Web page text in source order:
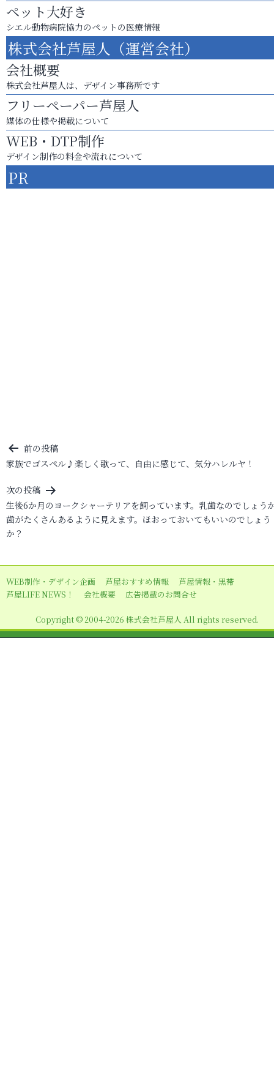
ペット大好き
シエル動物病院協力のペットの医療情報
株式会社芦屋人（運営会社）
会社概要
株式会社芦屋人は、デザイン事務所です
フリーペーパー芦屋人
媒体の仕様や掲載について
WEB・DTP制作
デザイン制作の料金や流れについて
PR
投
稿
ナ
ビ
ゲ
シ
ョ
ン
前の投稿
家族でゴスペル♪楽しく歌って、自由に感じて、気分ハレルヤ！
次の投稿
生後6か月のヨークシャーテリアを飼っています。乳歯なのでしょう
歯がたくさんあるように見えます。ほおっておいてもいいのでしょう
か？
WEB制作・デザイン企画 芦屋おすすめ情報
芦屋情報・黒帯
芦屋LIFE NEWS！
会社概要 広告掲載のお問合せ
Copyright © 2004-2026 株式会社芦屋人 All rights reserved.